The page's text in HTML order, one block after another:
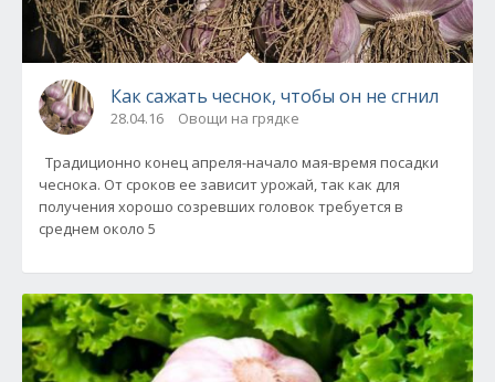
Как сажать чеснок, чтобы он не сгнил
28.04.16 Овощи на грядке
Традиционно конец апреля-начало мая-время посадки
чеснока. От сроков ее зависит урожай, так как для
получения хорошо созревших головок требуется в
среднем около 5